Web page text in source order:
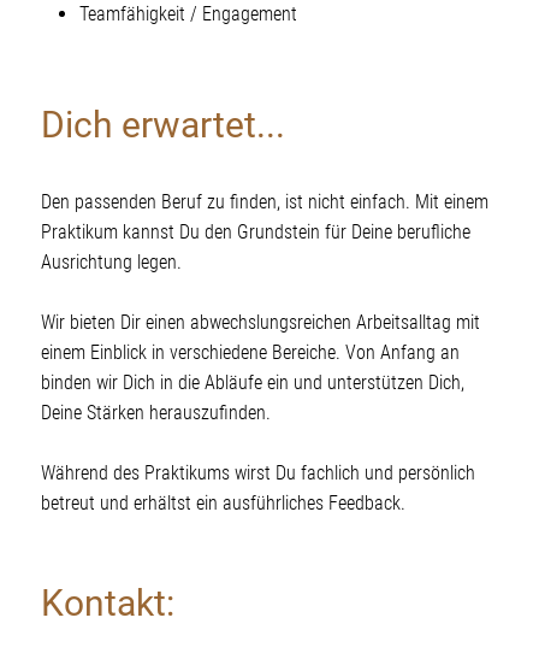
Teamfähigkeit / Engagement
Dich erwartet...
Den passenden Beruf zu finden, ist nicht einfach. Mit einem
Praktikum kannst Du den Grundstein für Deine berufliche
Ausrichtung legen.
Wir bieten Dir einen abwechslungsreichen Arbeitsalltag mit
einem Einblick in verschiedene Bereiche. Von Anfang an
binden wir Dich in die Abläufe ein und unterstützen Dich,
Deine Stärken herauszufinden.
Während des Praktikums wirst Du fachlich und persönlich
betreut und erhältst ein ausführliches Feedback.
Kontakt: